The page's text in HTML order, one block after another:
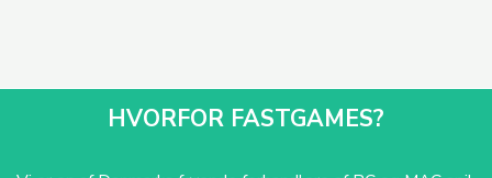
HVORFOR FASTGAMES?